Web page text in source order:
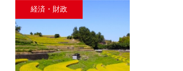
経済・財政